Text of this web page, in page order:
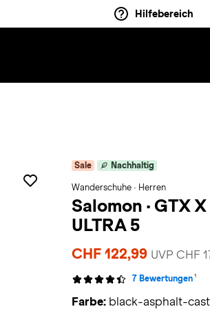
Hilfebereich
Sale Nachhaltig
Wanderschuhe · Herren
Salomon · GTX X
ULTRA 5
CHF 122,99 UVP CHF
7 Bewertungen 1
Farbe: black-asphalt-